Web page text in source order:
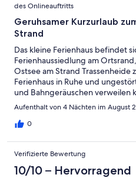
des Onlineauftritts
Geruhsamer Kurzurlaub
Strand
Das kleine Ferienhaus befindet
Ferienhaussiedlung am
Ostsee am Strand Trassenheide
Ferienhaus in Ruhe und
und Bahngeräuschen verweilen
Aufenthalt von 4 Nächten im August
0
Verifizierte Bewertung
10/10 – Hervorragend